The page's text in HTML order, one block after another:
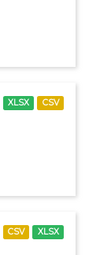
XLSX CSV
CSV XLSX